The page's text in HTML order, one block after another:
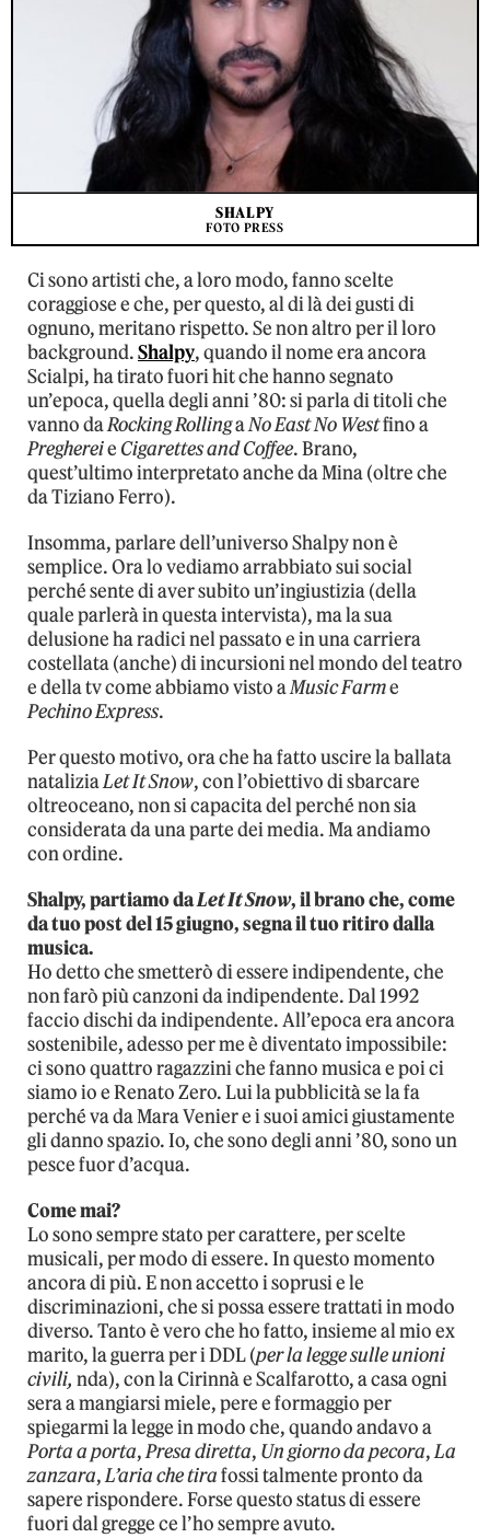
SHALPY
FOTO PRESS
Ci sono artisti che, a loro modo, fanno scelte
coraggiose e che, per questo, al di là dei gusti di
ognuno, meritano rispetto. Se non altro per il loro
background.Shalpy, quando il nome era ancora
Scialpi, ha tirato fuori hit che hanno segnato
un’epoca, quella degli anni ’80: si parla di titoli che
vanno daRocking RollingaNo East No Westfino a
Preghereie Cigarettes and Coffee. Brano,
quest’ultimo interpretato anche da Mina (oltre che
da Tiziano Ferro).
Insomma, parlare dell’universo Shalpy non è
semplice. Ora lo vediamo arrabbiato sui social
perché sente di aver subito un’ingiustizia (della
quale parlerà in questa intervista), ma la sua
delusione ha radici nel passato e in una carriera
costellata (anche) di incursioni nel mondo del teatro
e della tv come abbiamo visto aMusic Farme
Pechino Express.
Per questo motivo, ora che ha fatto uscire la ballata
nataliziaLet It Snow, con l’obiettivo di sbarcare
oltreoceano, non si capacita del perché non sia
considerata da una parte dei media. Ma andiamo
con ordine.
Shalpy, partiamo daLet It Snow, il brano che, come
da tuo post del 15 giugno, segna il tuo ritiro dalla
musica.
Ho detto che smetterò di essere indipendente, che
non farò più canzoni da indipendente. Dal 1992
faccio dischi da indipendente. All’epoca era ancora
sostenibile, adesso per me è diventato impossibile:
ci sono quattro ragazzini che fanno musica e poi ci
siamo io e Renato Zero. Lui la pubblicità se la fa
perché va da Mara Venier e i suoi amici giustamente
gli danno spazio. Io, che sono degli anni ’80, sono un
pesce fuor d’acqua.
Come mai?
Lo sono sempre stato per carattere, per scelte
musicali, per modo di essere. In questo momento
ancora di più. E non accetto i soprusi e le
discriminazioni, che si possa essere trattati in modo
diverso. Tanto è vero che ho fatto, insieme al mio ex
marito, la guerra per i DDL (per la legge sulle unioni
civili, nda), con la Cirinnà e Scalfarotto, a casa ogni
sera a mangiarsi miele, pere e formaggio per
spiegarmi la legge in modo che, quando andavo a
Porta a porta,Presa diretta, Un giorno da pecora,La
zanzara,L’aria che tirafossi talmente pronto da
sapere rispondere. Forse questo status di essere
fuori dal gregge ce l’ho sempre avuto.